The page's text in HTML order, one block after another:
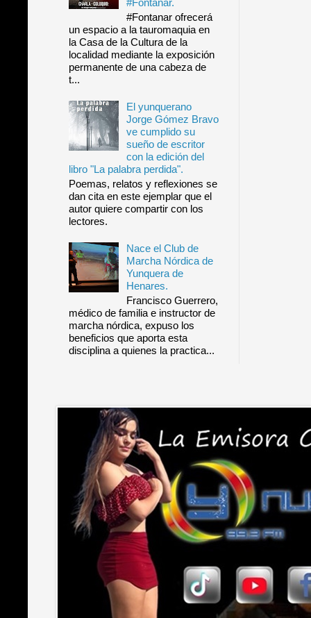
#Fontanar ofrecerá
un espacio a la tauromaquia en
la Casa de la Cultura de la
localidad mediante la exposición
permanente de una cabeza de
t...
El yunquerano
Jorge Gómez Bravo
ve cumplido su
sueño de escritor
con la edición del
libro "La palabra perdida".
Poemas, relatos y reflexiones se
dan cita en este ejemplar que el
autor quiere compartir con los
lectores.
Nace el Club de
Marcha Nórdica de
Yunquera de
Henares.
Francisco Guerrero,
médico de familia e instructor de
marcha nórdica, expuso los
beneficios que aporta esta
disciplina a quienes la practica...